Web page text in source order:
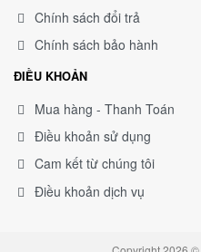
Chính sách đổi trả
Chính sách bảo hành
ĐIỀU KHOẢN
Mua hàng - Thanh Toán
Điều khoản sử dụng
Cam kết từ chúng tôi
Điều khoản dịch vụ